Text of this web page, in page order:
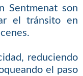
Sentmenat son
el tránsito en
reduciendo
el paso